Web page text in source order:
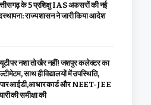
के 5 प्रशिक्षु IAS अफसरों की नई
राज्य शासन ने जारी किया आदेश
पर नशा तो खैर नहीं! जशपुर कलेक्टर का
साथ ही विद्यालयों में उपस्थिति,
आईडी,आधार कार्ड और NEET-JEE
की समीक्षा की